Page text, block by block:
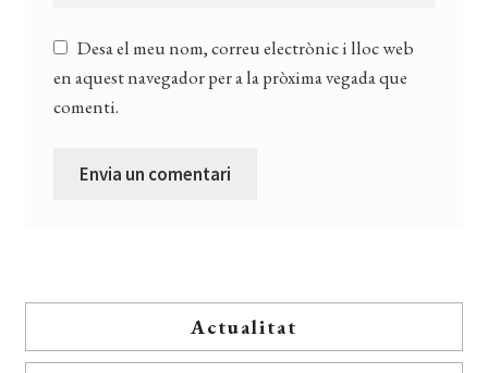
Desa el meu nom, correu electrònic i lloc web
en aquest navegador per a la pròxima vegada que
comenti.
Actualitat